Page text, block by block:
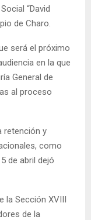
“David
de Charo.
será el próximo
en la que
General de
al proceso
retención y
como
de abril dejó
la Sección XVIII
de la